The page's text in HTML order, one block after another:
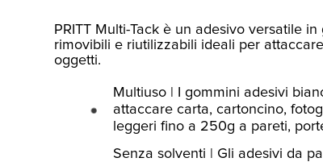
PRITT Multi-Tack è un adesivo versatile
rimovibili e riutilizzabili ideali per
oggetti.
Multiuso | I gommini adesivi
attaccare carta, cartoncino,
leggeri fino a 250g a pareti,
Senza solventi | Gli adesivi da